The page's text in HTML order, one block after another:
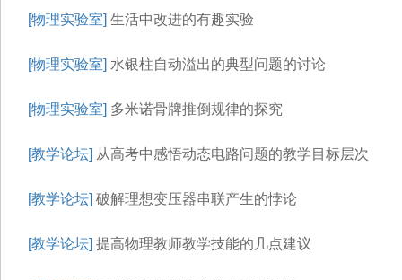
[物理实验室] 生活中改进的有趣实验
[物理实验室] 水银柱自动溢出的典型问题的讨论
[物理实验室] 多米诺骨牌推倒规律的探究
[教学论坛] 从高考中感悟动态电路问题的教学目标层次
[教学论坛] 破解理想变压器串联产生的悖论
[教学论坛] 提高物理教师教学技能的几点建议